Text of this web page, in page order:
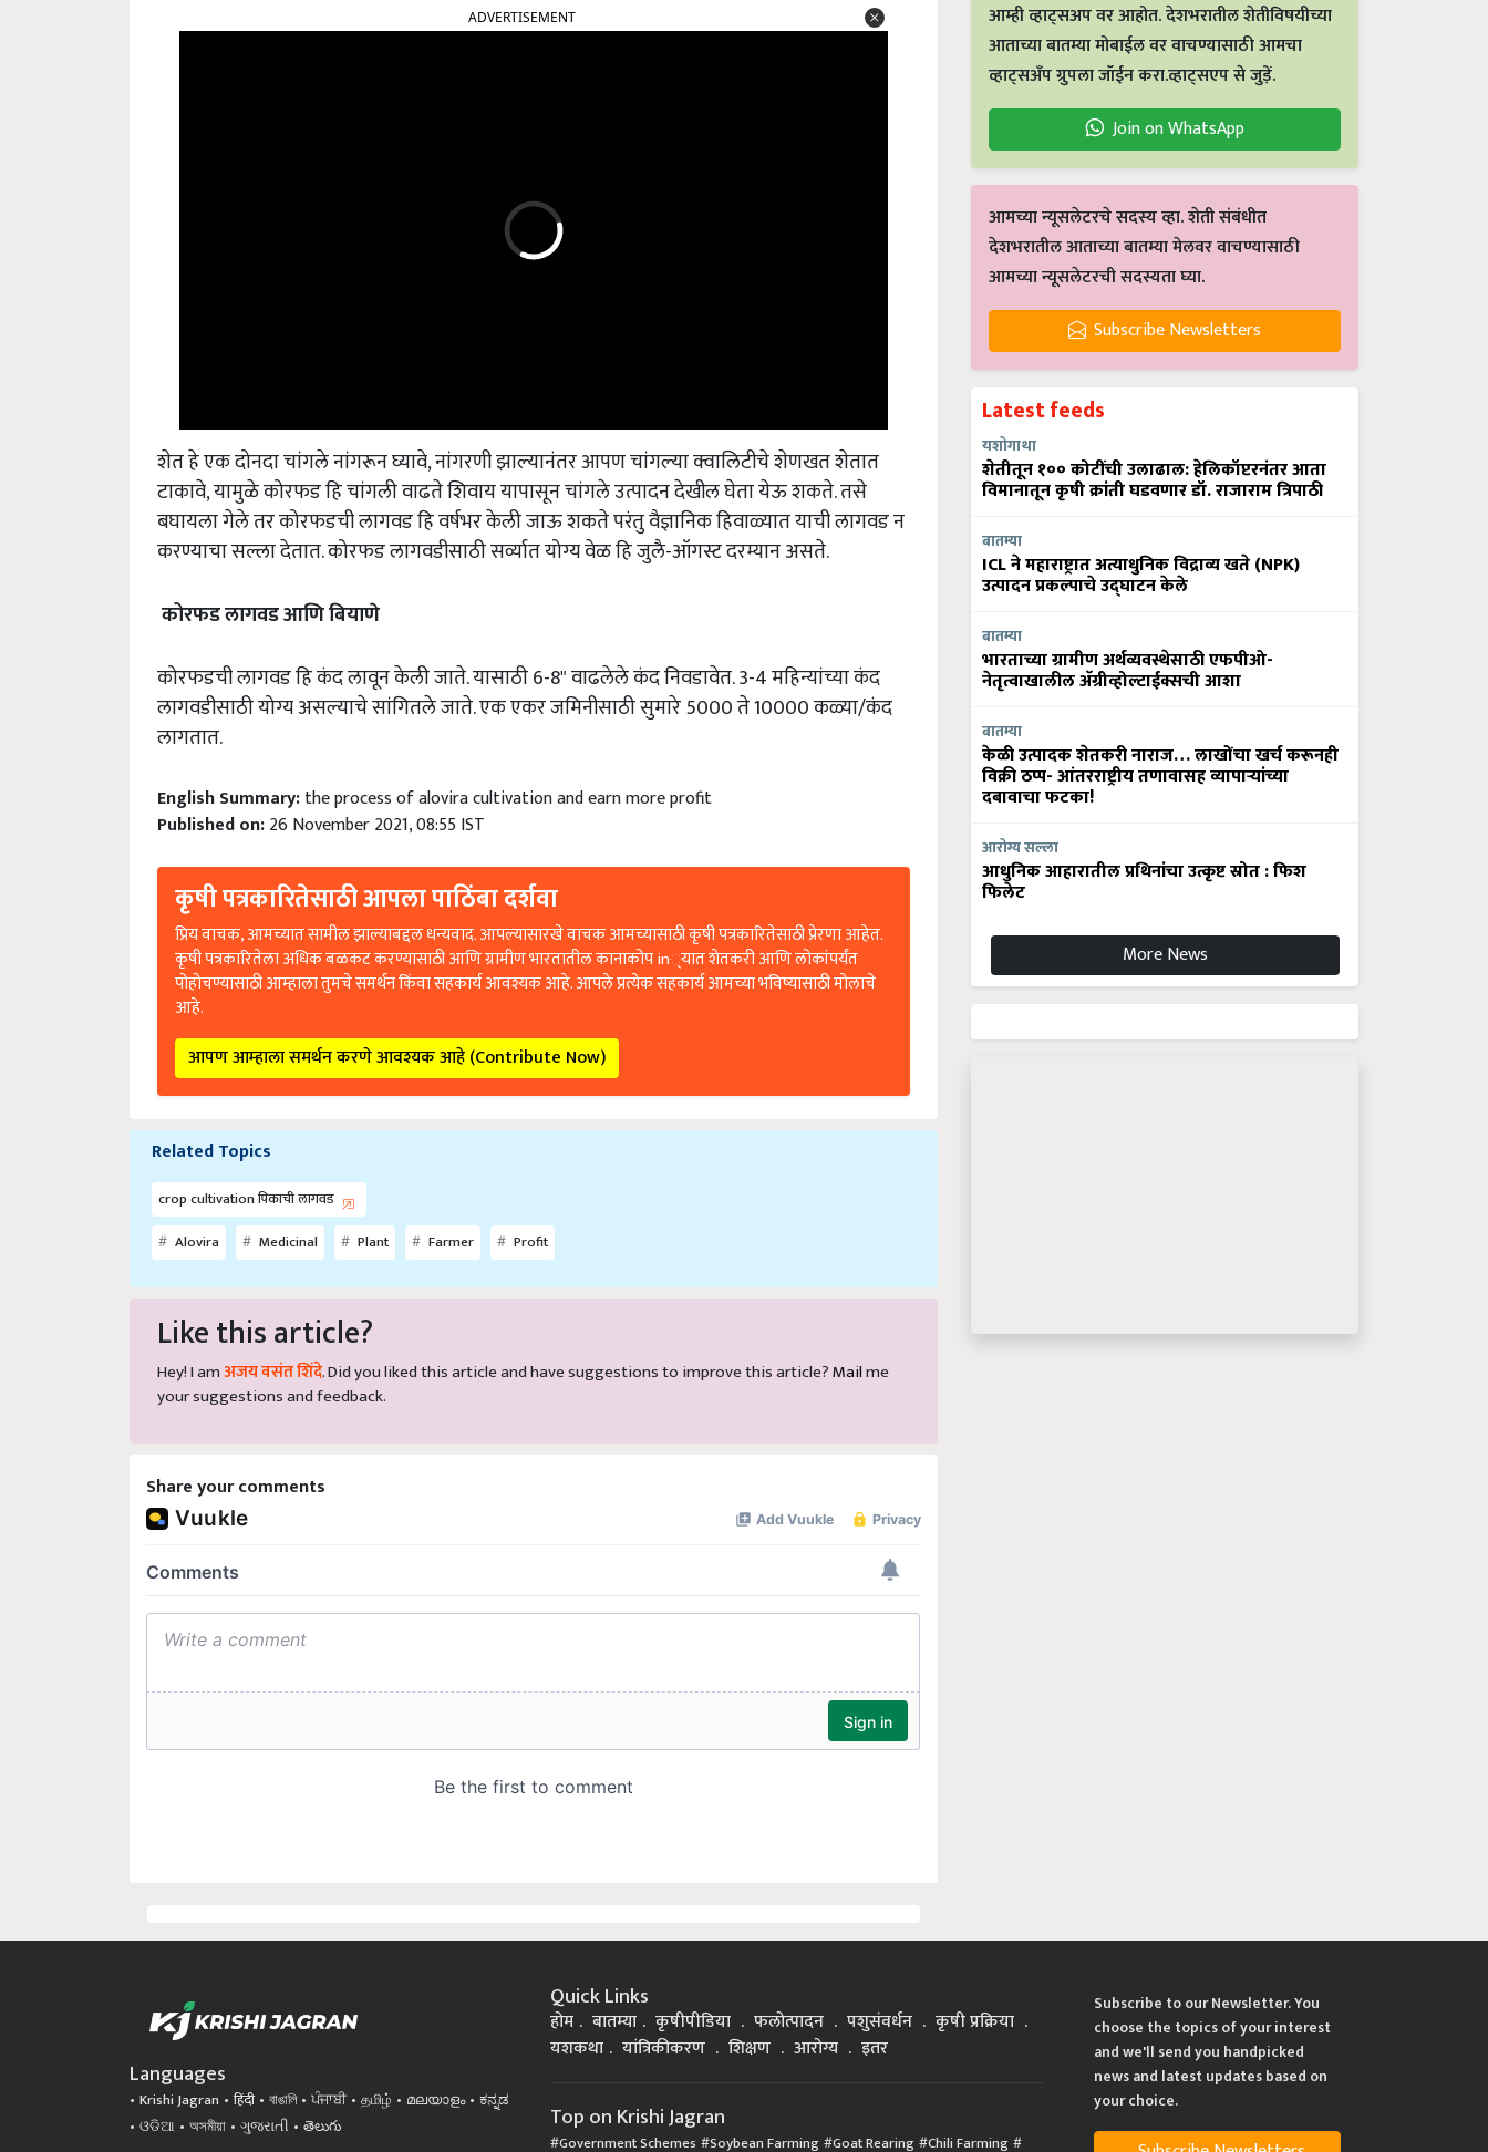
शेत हे एक दोनदा चांगले नांगरून घ्यावे, नांगरणी झाल्यानंतर आपण चांगल्या क्वालिटीचे शेणखत शेतात
टाकावे, यामुळे कोरफड हि चांगली वाढते शिवाय यापासून चांगले उत्पादन देखील घेता येऊ शकते. तसे
बघायला गेले तर कोरफडची लागवड हि वर्षभर केली जाऊ शकते परंतु वैज्ञानिक हिवाळ्यात याची लागवड न
करण्याचा सल्ला देतात. कोरफड लागवडीसाठी सर्व्यात योग्य वेळ हि जुलै-ऑगस्ट दरम्यान असते.
कोरफडलागवडआणिबियाणे
कोरफडची लागवड हि कंद लावून केली जाते. यासाठी 6-8" वाढलेले कंद निवडावेत. 3-4 महिन्यांच्या कंद
लागवडीसाठी योग्य असल्याचे सांगितले जाते. एक एकर जमिनीसाठी सुमारे 5000 ते 10000 कळ्या/कंद
लागतात.
English Summary: the process of alovira cultivation and earn more profit
Published on: 26 November 2021, 08:55 IST
कृषी पत्रकारितेसाठी आपला पाठिंबा दर्शवा
प्रिय वाचक, आमच्यात सामील झाल्याबद्दल धन्यवाद. आपल्यासारखे वाचक आमच्यासाठी कृषी पत्रकारितेसाठी प्रेरणा आहेत.
कृषी पत्रकारितेला अधिक बळकट करण्यासाठी आणि ग्रामीण भारतातील कानाकोप in्यात शेतकरी आणि लोकांपर्यंत
पोहोचण्यासाठी आम्हाला तुमचे समर्थन किंवा सहकार्य आवश्यक आहे. आपले प्रत्येक सहकार्य आमच्या भविष्यासाठी मोलाचे
आहे.
आपण आम्हाला समर्थन करणे आवश्यक आहे (Contribute Now)
Related Topics
crop cultivation पिकाची लागवड
Alovira
Medicinal Plant Farmer Profit
Like this article?
Hey! I am अजय वसंत शिंदे . Did you liked this article and have suggestions to improve this article? Mail
your suggestions and feedback.
Share your comments
आम्ही व्हाट्सअप वर आहोत. देशभरातील शेतीविषयीच्या
आताच्या बातम्या मोबाईल वर वाचण्यासाठी आमचा
व्हाट्सअँप ग्रुपला जॉईन करा.व्हाट्सएप से जुड़ें.
Join on WhatsApp
आमच्या न्यूसलेटरचे सदस्य व्हा. शेती संबंधीत
देशभरातील आताच्या बातम्या मेलवर वाचण्यासाठी
आमच्या न्यूसलेटरची सदस्यता घ्या.
Subscribe Newsletters
Latest feeds
यशोगाथा
शेतीतून १०० कोटींची उलाढाल: हेलिकॉप्टरनंतर आता
विमानातून कृषी क्रांती घडवणार डॉ. राजाराम त्रिपाठी
बातम्या
ICL ने महाराष्ट्रात अत्याधुनिक विद्राव्य खते (NPK)
उत्पादन प्रकल्पाचे उद्घाटन केले
बातम्या
भारताच्या ग्रामीण अर्थव्यवस्थेसाठी एफपीओ-
नेतृत्वाखालील अ‍ॅग्रीव्होल्टाईक्सची आशा
बातम्या
केळी उत्पादक शेतकरी नाराज… लाखोंचा खर्च करूनही
विक्री ठप्प- आंतरराष्ट्रीय तणावासह व्यापाऱ्यांच्या
दबावाचा फटका!
आरोग्य सल्ला
आधुनिक आहारातील प्रथिनांचा उत्कृष्ट स्रोत : फिश
फिलेट
More News
Languages
Krishi Jagran हिंदी বাঙালি ਪੰਜਾਬੀ தமிழ் മലയാളം
ಕನ್ನಡ
ଓଡିଆ
অসমীয়া ગુજરાતી తెలుగు
Quick Links
होम बातम्या कृषीपीडिया फलोत्पादन पशुसंवर्धन
कृषी प्रक्रिया
यशकथा
यांत्रिकीकरण शिक्षण आरोग्य इतर
Top on Krishi Jagran
Government Schemes Soybean Farming Goat Rearing
Chili Farming
Subscribe to our Newsletter. You
choose the topics of your interest
and we'll send you handpicked
news and latest updates based on
your choice.
Subscribe Newsletters